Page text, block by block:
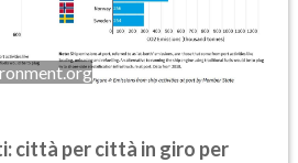
città per città in giro per